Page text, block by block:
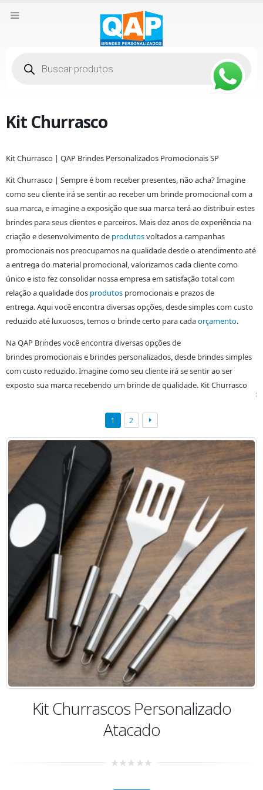
produtos
Kit Churrasco
Kit Churrasco | QAP Brindes Personalizados Promocionais SP
Kit Churrasco | Sempre é bom receber presentes, não acha? Imagine
como seu cliente irá se sentir ao receber um brinde promocional com a
sua marca, e imagine a exposição que sua marca terá ao distribuir estes
brindes para seus clientes e parceiros. Mais dez anos de experiência na
criação e desenvolvimento de produtosvoltados a campanhas
promocionais nos preocupamos na qualidade desde o atendimento até
a entrega do material promocional, valorizamos cada cliente como
único e isto fez consolidar nossa empresa em satisfação total com
relação a qualidade dos produtos promocionais e prazos de
entrega. Aqui você encontra diversas opções, desde simples com custo
reduzido até luxuosos, temos o brinde certo para cadaorçamento.
Na QAP Brindes você encontra diversas opções de
brindes promocionais e brindes personalizados, desde brindes simples
com custo reduzido. Imagine como seu cliente irá se sentir ao ser
exposto sua marca recebendo um brinde de qualidade. Kit Churrasco
:
1 2
Kit Churrascos Personalizado
Atacado